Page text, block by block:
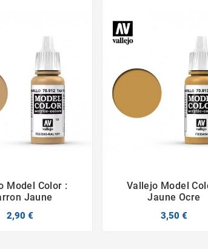
 
Model Color :
Jaune
2,90 €
 
Vallejo Model
Jaune Ocre
3,50 €